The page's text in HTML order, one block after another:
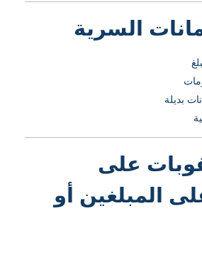
السرية
بديلة
على
المبلغين أو